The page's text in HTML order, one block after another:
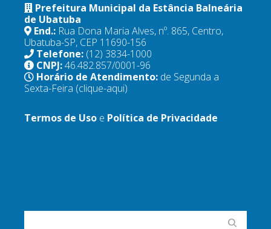
Prefeitura Municipal da Estância Balneária
de Ubatuba
End.: Rua Dona Maria Alves, nº. 865, Centro,
Ubatuba-SP, CEP 11690-156
Telefone: (12) 3834-1000
CNPJ:46.482.857/0001-96
Horário de Atendimento: de Segunda a
Sexta-Feira (clique-aqui)
Termos de Uso e Política de Privacidade